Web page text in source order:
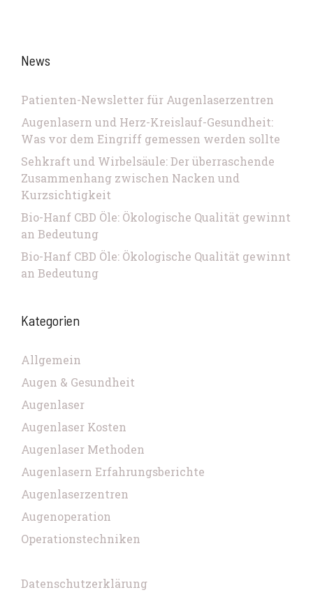
News
Patienten-Newsletter für Augenlaserzentren
Augenlasern und Herz-Kreislauf-Gesundheit:
Was vor dem Eingriff gemessen werden sollte
Sehkraft und Wirbelsäule: Der überraschende
Zusammenhang zwischen Nacken und
Kurzsichtigkeit
Bio-Hanf CBD Öle: Ökologische Qualität gewinnt
an Bedeutung
Bio-Hanf CBD Öle: Ökologische Qualität gewinnt
an Bedeutung
Kategorien
Allgemein
Augen & Gesundheit
Augenlaser
Augenlaser Kosten
Augenlaser Methoden
Augenlasern Erfahrungsberichte
Augenlaserzentren
Augenoperation
Operationstechniken
Datenschutzerklärung